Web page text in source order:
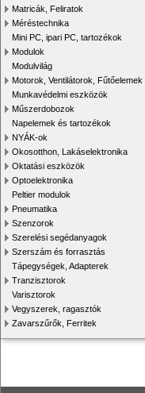
Matricák, Feliratok
Méréstechnika
Mini PC, ipari PC, tartozékok
Modulok
Modulvilág
Motorok, Ventilátorok, Fűtőelemek
Munkavédelmi eszközök
Műszerdobozok
Napelemek és tartozékok
NYÁK-ok
Okosotthon, Lakáselektronika
Oktatási eszközök
Optoelektronika
Peltier modulok
Pneumatika
Szenzorok
Szerelési segédanyagok
Szerszám és forrasztás
Tápegységek, Adapterek
Tranzisztorok
Varisztorok
Vegyszerek, ragasztók
Zavarszűrők, Ferritek